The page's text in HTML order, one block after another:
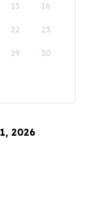
15 16
22 23
29 30
2026